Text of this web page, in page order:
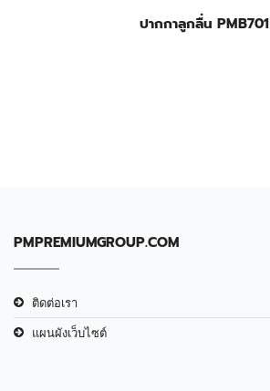
ปากกาลูกลื่น PMB701
PMPREMIUMGROUP.COM
ติดต่อเรา
แผนผังเว็บไซต์